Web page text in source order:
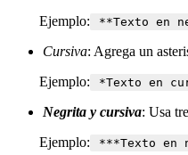
Ejemplo: **Texto en
Cursiva: Agrega un
Ejemplo: *Texto en
Negrita y cursiva: Usa
Ejemplo: ***Texto en